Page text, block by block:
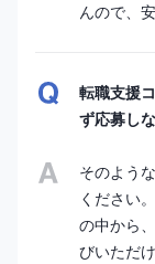
んので、
転職支援
ず応募し
そのよう
ください
の中から
びいただ